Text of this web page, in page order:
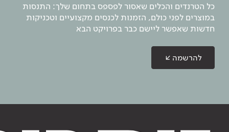
כל הטרנדים והכלים שאסור לפספס בתחום שלך: התנסות
במוצרים לפני כולם, הזמנות לכנסים מקצועיים וטכניקות
חדשות שאפשר ליישם כבר בפרויקט הבא
להרשמה